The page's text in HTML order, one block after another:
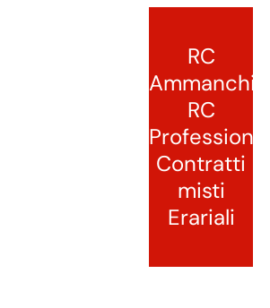
RC
Ammanchi
RC
Professionale
Contratti
misti
Erariali